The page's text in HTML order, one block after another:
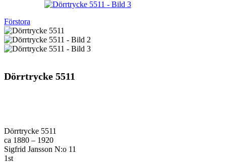
Förstora
Dörrtrycke 5511
Dörrtrycke 5511
ca 1880 – 1920
Sigfrid Jansson N:o 11
1st